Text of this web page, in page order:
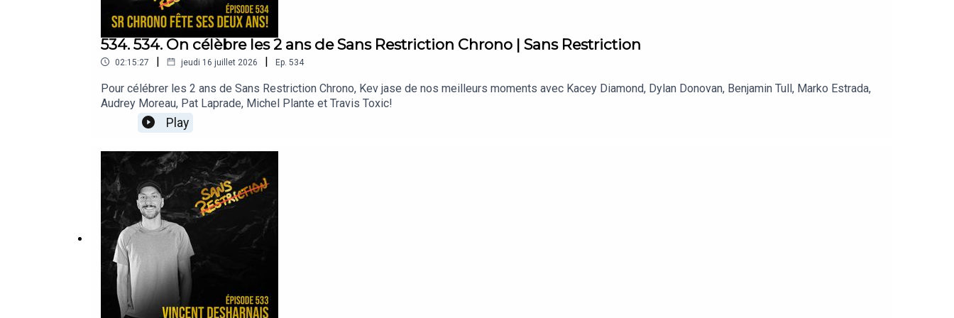
534. 534. On célèbre les 2 ans de Sans Restriction Chrono | Sans Restriction
02:15:27 | jeudi 16 juillet 2026 | Ep. 534
Pour célébrer les 2 ans de Sans Restriction Chrono, Kev jase de nos meilleurs moments avec Kacey Diamond, Dylan Donovan, Benjamin Tull, Marko Estrada,
Audrey Moreau, Pat Laprade, Michel Plante et Travis Toxic!
Play